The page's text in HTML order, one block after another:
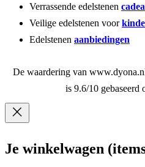
Verrassende edelstenen
Veilige edelstenen voor
Edelstenen aanbiedingen
De waardering van
is 9.6/10 gebaseerd
Je winkelwagen